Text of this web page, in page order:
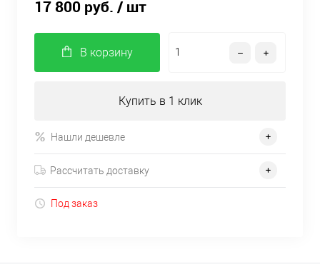
17 800 руб. / шт
В корзину
Купить в 1 клик
Нашли дешевле
Рассчитать доставку
Под заказ